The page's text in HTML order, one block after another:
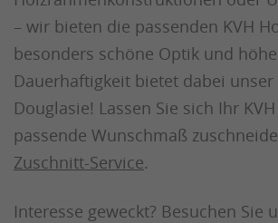
– wir bieten die passenden KVH
besonders schöne Optik und
Dauerhaftigkeit bietet dabei unser
Douglasie! Lassen Sie sich Ihr
passende Wunschmaß
Zuschnitt-Service.
Interesse geweckt? Besuchen Sie